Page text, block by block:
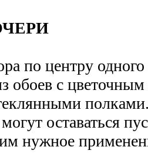
по центру
обоев с
оставаться
им нужное